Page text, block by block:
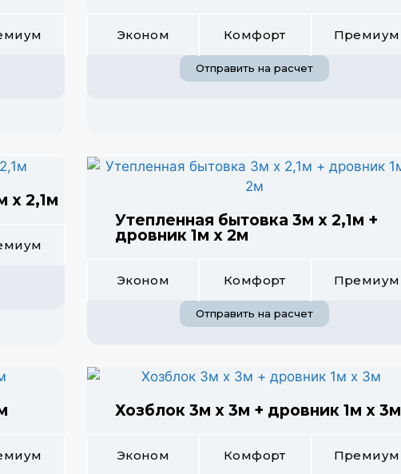
Эконом Комфорт Премиум
Отправить на расчет
х 2,1м
Утепленная бытовка 3м х 2,1м +
дровник 1м х 2м
Эконом Комфорт Премиум
Отправить на расчет
Хозблок 3м х 3м + дровник 1м х 3м
Эконом Комфорт Премиум